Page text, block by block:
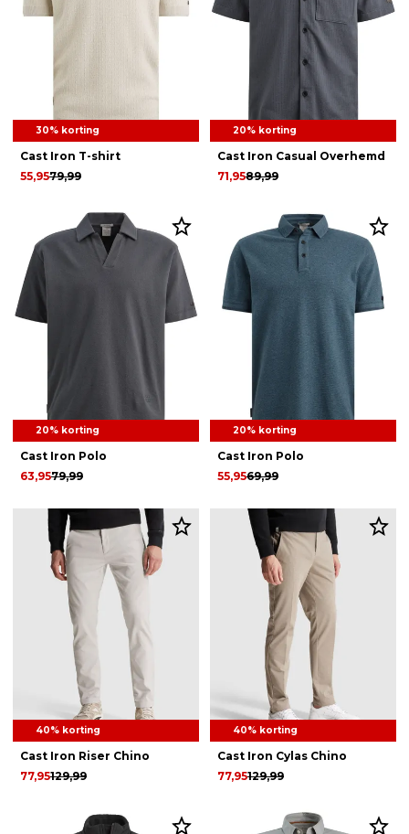
30% korting
Cast Iron T-shirt
79,99
55,95
20% korting
Cast Iron Casual Overhemd
89,99
71,95
20% korting
Cast Iron Polo
79,99
63,95
20% korting
Cast Iron Polo
69,99
55,95
40% korting
Cast Iron Riser Chino
129,99
77,95
40% korting
Cast Iron Cylas Chino
129,99
77,95